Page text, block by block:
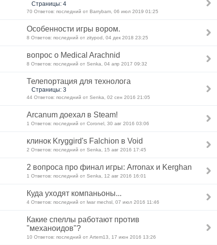
Страницы: 4
70 Ответов: последний от Barrybam, 06 июл 2019 01:25
Особенности игры вором.
8 Ответов: последний от zitypod, 04 дек 2018 23:25
вопрос о Medical Arachnid
8 Ответов: последний от Senka, 04 апр 2017 09:32
Телепортация для технолога
Страницы: 3
44 Ответов: последний от Senka, 02 сен 2016 21:05
Arcanum доехал в Steam!
1 Ответов: последний от Coronel, 30 авг 2016 03:06
клинок Kryggird's Falchion в Void
2 Ответов: последний от Senka, 15 авг 2016 17:45
2 вопроса про финал игры: Arronax и Kerghan
1 Ответов: последний от Senka, 12 авг 2016 16:01
Куда уходят компаньоны...
4 Ответов: последний от lwar mechsl, 07 июл 2016 11:46
Какие спеллы работают против
"механоидов"?
10 Ответов: последний от Artem13, 17 июн 2016 13:26